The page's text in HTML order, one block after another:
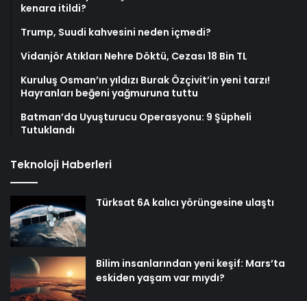
kenara itildi?
Trump, Suudi kahvesini neden içmedi?
Vidanjör Atıkları Nehre Döktü, Cezası 18 Bin TL
Kuruluş Osman’ın yıldızı Burak Özçivit’in yeni tarzı!
Hayranları beğeni yağmuruna tuttu
Batman’da Uyuşturucu Operasyonu: 9 Şüpheli
Tutuklandı
Teknoloji Haberleri
Türksat 6A kalıcı yörüngesine ulaştı
Bilim insanlarından yeni keşif: Mars’ta
eskiden yaşam var mıydı?